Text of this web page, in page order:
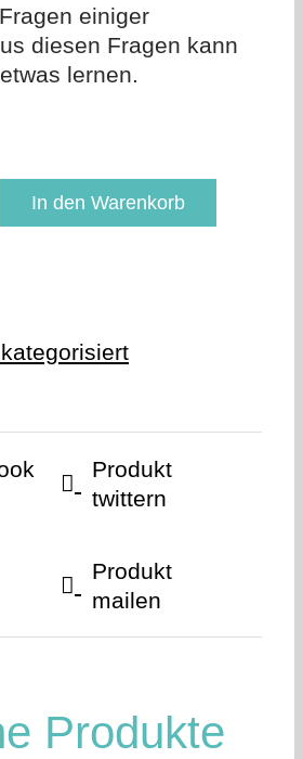
einiger
diesen Fragen kann
lernen.
In den Warenkorb
Produkt
twittern
Produkt
mailen
Produkte